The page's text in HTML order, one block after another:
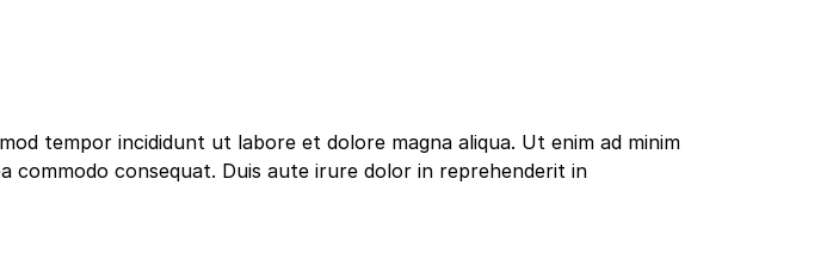
tempor incididunt ut labore et dolore magna aliqua. Ut enim ad minim
commodo consequat. Duis aute irure dolor in reprehenderit in